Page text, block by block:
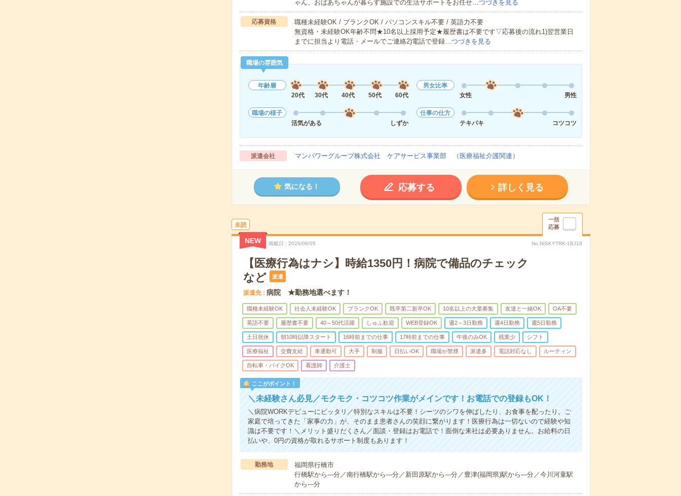
ゃん、おばあちゃんが暮らす施設での生活サポートをお任せ… つづきを見る
応募資格
職種未経験OK / ブランクOK / パソコンスキル不要 / 英語力不要
無資格・未経験OK年齢不問★10名以上採用予定★履歴書は不要です▽応募後の流れ1)翌営業日
までに担当より電話・メールでご連絡2)電話で登録… つづきを見る
職場の雰囲気
年齢層
20代
30代 40代 50代 60代
男女比率
女性
男性
職場の様子
活気がある
しずか
仕事の仕方
テキパキ
コツコツ
派遣会社 マンパワーグループ株式会社 ケアサービス事業部 （医療福祉介護関連）
気になる！ 応募する 詳しく見る
未読
一括
応募
NEW 掲載日 2026/08/05 No.NISKYTRK-1BJ18
【医療行為はナシ】時給1350円！病院で備品のチェック
など
派遣
派遣先 病院 ★勤務地選べます！
職種未経験OK 社会人未経験OK ブランクOK 既卒第二新卒OK 10名以上の大量募集 友達と一緒OK OA不要
英語不要 履歴書不要 40～50代活躍 しゅふ歓迎 WEB登録OK 週2～3日勤務 週4日勤務 週5日勤務
土日祝休 朝10時以降スタート 16時前までの仕事 17時前までの仕事 午後のみOK 残業少 シフト
医療福祉 交費支給 車通勤可 大手 制服 日払いOK 職場が禁煙 派遣多 電話対応なし ルーティン
自転車・バイクOK 看護師 介護士
ここがポイント！
＼未経験さん必見／モクモク・コツコツ作業がメインです！お電話での登録もOK！
＼病院WORKデビューにピッタリ／特別なスキルは不要！シーツのシワを伸ばしたり、お食事を配ったり。ご
家庭で培ってきた「家事の力」が、そのまま患者さんの笑顔に繋がります！医療行為は一切ないので経験や知
識は不要です！＼メリット盛りだくさん／面談・登録はお電話で！面倒な来社は必要ありません。お給料の日
払いや、0円の資格が取れるサポート制度もあります！
勤務地
福岡県行橋市
行橋駅から---分／南行橋駅から---分／新田原駅から---分／豊津(福岡県)駅から---分／今川河童駅
から---分